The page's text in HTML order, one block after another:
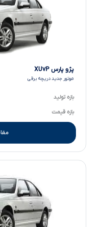
پژو پارس XU۷P
موتور جدید دریچه برقی
بازه تولید
بازه قیمت